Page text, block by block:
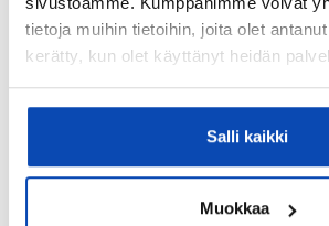
tietoja muihin tietoihin, joita olet
kerätty, kun olet käyttänyt heidän
Salli kaikki
Muokkaa
Ei
Terassi: